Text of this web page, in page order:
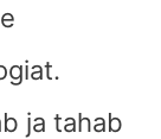
ja tahab